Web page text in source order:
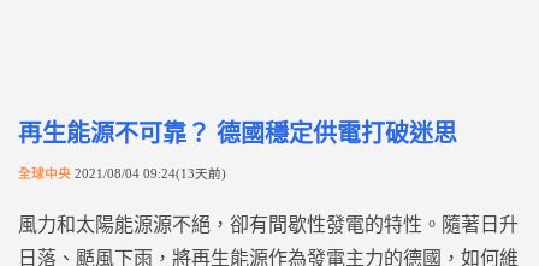
再生能源不可靠？ 德國穩定供電打破迷思
全球中央 2021/08/04 09:24(13天前)
風力和太陽能源源不絕，卻有間歇性發電的特性。隨著日升
日落、颳風下雨，將再生能源作為發電主力的德國，如何維